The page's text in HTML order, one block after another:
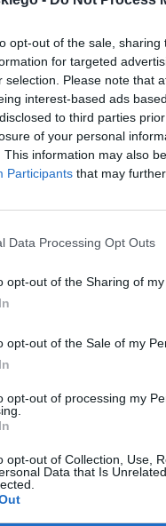
opt-out of the sale,
for targeted
selection. Please note that
interest-based ads
to third parties
of your personal
This information may also
Participants that may
Data Processing Opt Outs
opt-out of the Sharing of my
opt-out of the Sale of my
opt-out of processing my
opt-out of Collection, Use,
Data that Is
dzieł
i
do
i